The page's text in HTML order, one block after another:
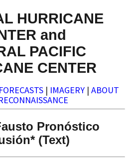
HURRICANE
and
PACIFIC
CENTER
FORECASTS | IMAGERY | ABOUT
Pronóstico
(Text)